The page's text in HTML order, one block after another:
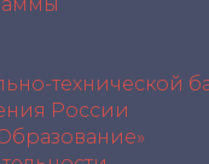
технической
России